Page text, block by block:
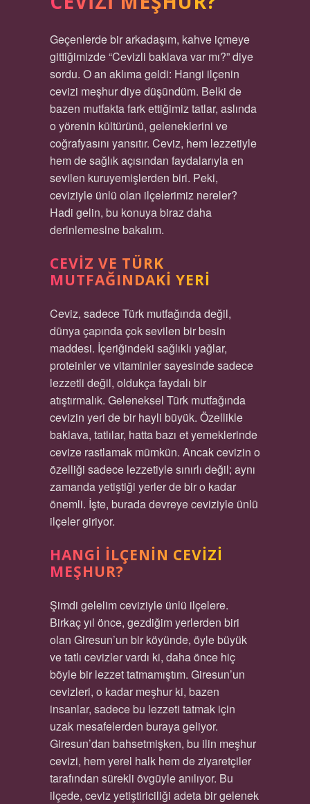
Geçenlerde bir arkadaşım, kahve içmeye
gittiğimizde “Cevizli baklava var mı?” diye
sordu. O an aklıma geldi: Hangi ilçenin
cevizi meşhur diye düşündüm. Belki de
bazen mutfakta fark ettiğimiz tatlar, aslında
o yörenin kültürünü, geleneklerini ve
coğrafyasını yansıtır. Ceviz, hem lezzetiyle
hem de sağlık açısından faydalarıyla en
sevilen kuruyemişlerden biri. Peki,
ceviziyle ünlü olan ilçelerimiz nereler?
Hadi gelin, bu konuya biraz daha
derinlemesine bakalım.
CEVIZ VE TÜRK
MUTFAĞINDAKI YERI
Ceviz, sadece Türk mutfağında değil,
dünya çapında çok sevilen bir besin
maddesi. İçeriğindeki sağlıklı yağlar,
proteinler ve vitaminler sayesinde sadece
lezzetli değil, oldukça faydalı bir
atıştırmalık. Geleneksel Türk mutfağında
cevizin yeri de bir hayli büyük. Özellikle
baklava, tatlılar, hatta bazı et yemeklerinde
cevize rastlamak mümkün. Ancak cevizin o
özelliği sadece lezzetiyle sınırlı değil; aynı
zamanda yetiştiği yerler de bir o kadar
önemli. İşte, burada devreye ceviziyle ünlü
ilçeler giriyor.
HANGI İLÇENIN CEVIZI
MEŞHUR?
Şimdi gelelim ceviziyle ünlü ilçelere.
Birkaç yıl önce, gezdiğim yerlerden biri
olan Giresun’un bir köyünde, öyle büyük
ve tatlı cevizler vardı ki, daha önce hiç
böyle bir lezzet tatmamıştım. Giresun’un
cevizleri, o kadar meşhur ki, bazen
insanlar, sadece bu lezzeti tatmak için
uzak mesafelerden buraya geliyor.
Giresun’dan bahsetmişken, bu ilin meşhur
cevizi, hem yerel halk hem de ziyaretçiler
tarafından sürekli övgüyle anılıyor. Bu
ilçede, ceviz yetiştiriciliği adeta bir gelenek